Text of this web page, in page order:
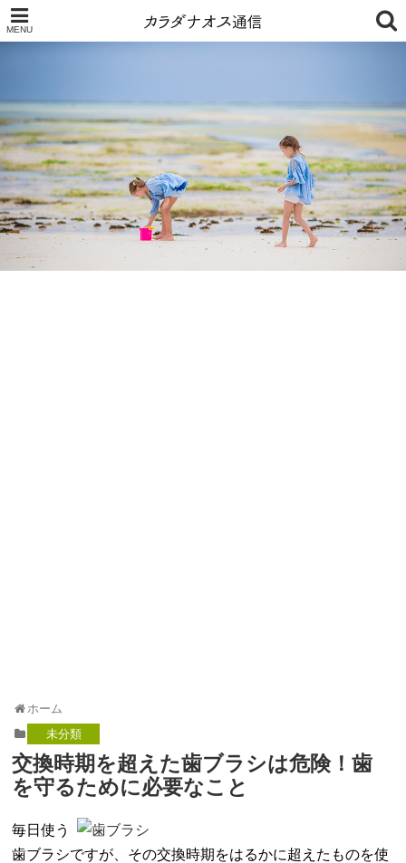
ホーム
未分類
交換時期を超えた歯ブラシは危険！歯
を守るために必要なこと
毎日使う
歯ブラシですが、その交換時期をはるかに超えたものを使